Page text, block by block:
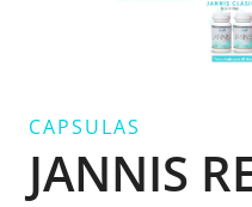
CAPSULAS
JANNIS